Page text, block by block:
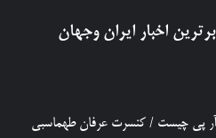
برترین اخبار ایران وجهان
پی چیست / کنسرت عرفان طهماسبی